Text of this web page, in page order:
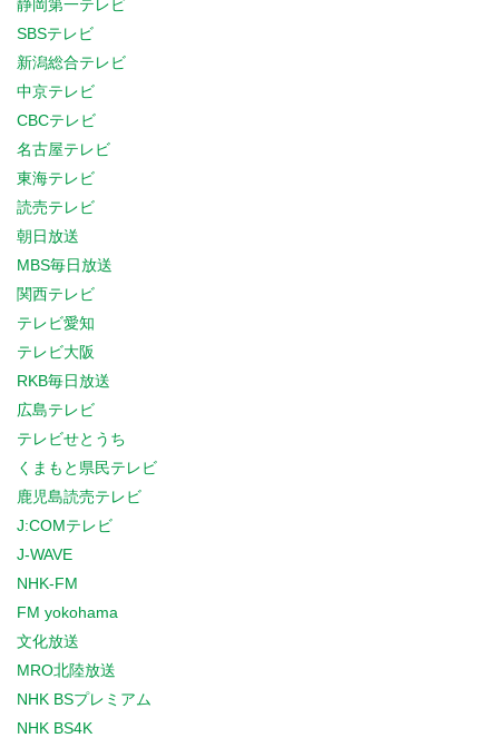
静岡第一テレビ
SBSテレビ
新潟総合テレビ
中京テレビ
CBCテレビ
名古屋テレビ
東海テレビ
読売テレビ
朝日放送
MBS毎日放送
関西テレビ
テレビ愛知
テレビ大阪
RKB毎日放送
広島テレビ
テレビせとうち
くまもと県民テレビ
鹿児島読売テレビ
J:COMテレビ
J-WAVE
NHK-FM
FM yokohama
文化放送
MRO北陸放送
NHK BSプレミアム
NHK BS4K